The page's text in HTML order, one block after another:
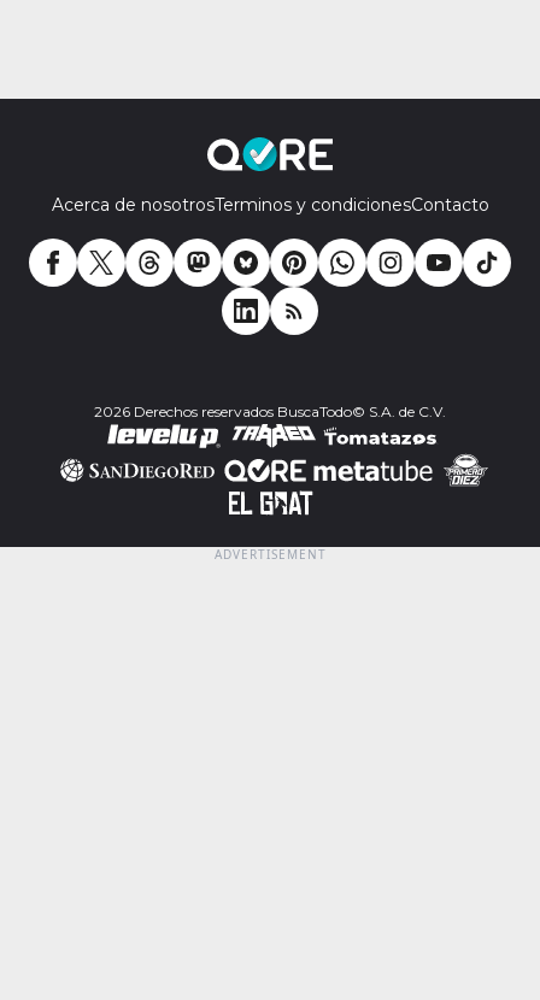
Acerca de nosotrosTerminos y condicionesContacto
2026 Derechos reservados BuscaTodo© S.A. de C.V.